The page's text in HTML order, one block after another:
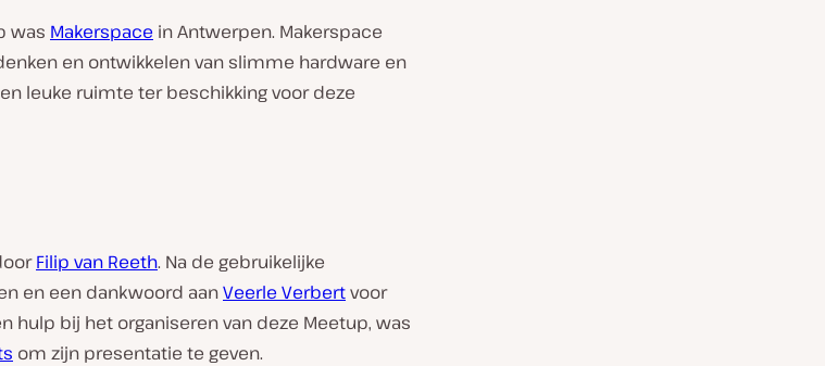
was Makerspace in Antwerpen. Makerspace
en ontwikkelen van slimme hardware en
leuke ruimte ter beschikking voor deze
Filip van Reeth. Na de gebruikelijke
en een dankwoord aanVeerle Verbertvoor
hulp bij het organiseren van deze Meetup, was
om zijn presentatie te geven.